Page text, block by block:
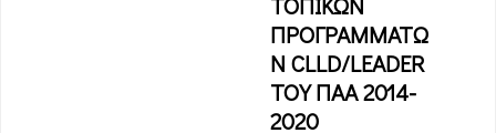
ΠΡΟΓΡΑΜΜΑΤΩ
Ν CLLD/LEADER
ΤΟΥ ΠΑΑ 2014-
2020